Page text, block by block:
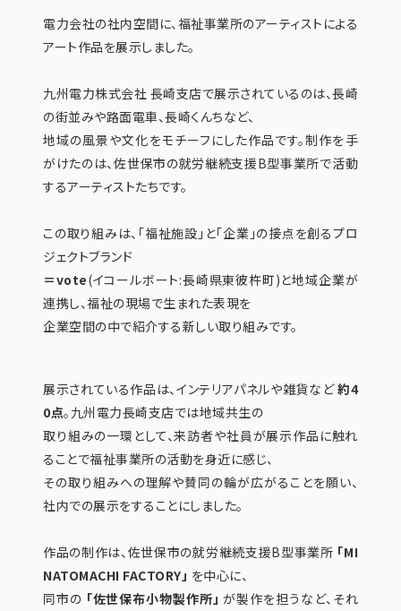
電力会社の社内空間に、福祉事業所のアーティストによる
アート作品を展示しました。
九州電力株式会社 長崎支店で展示されているのは、長崎
の街並みや路面電車、長崎くんちなど、
地域の風景や文化をモチーフにした作品です。制作を手
がけたのは、佐世保市の就労継続支援B型事業所で活動
するアーティストたちです。
この取り組みは、「福祉施設」と「企業」の接点を創るプロ
ジェクトブランド
＝vote(イコールボート:長崎県東彼杵町)と地域企業が
連携し、福祉の現場で生まれた表現を
企業空間の中で紹介する新しい取り組みです。
展示されている作品は、インテリアパネルや雑貨など約4
0点。九州電力長崎支店では地域共生の
取り組みの一環として、来訪者や社員が展示作品に触れ
ることで福祉事業所の活動を身近に感じ、
その取り組みへの理解や賛同の輪が広がることを願い、
社内での展示をすることにしました。
作品の制作は、佐世保市の就労継続支援B型事業所 「MI
NATOMACHI FACTORY」 を中心に、
同市の 「佐世保布小物製作所」が製作を担うなど、それ